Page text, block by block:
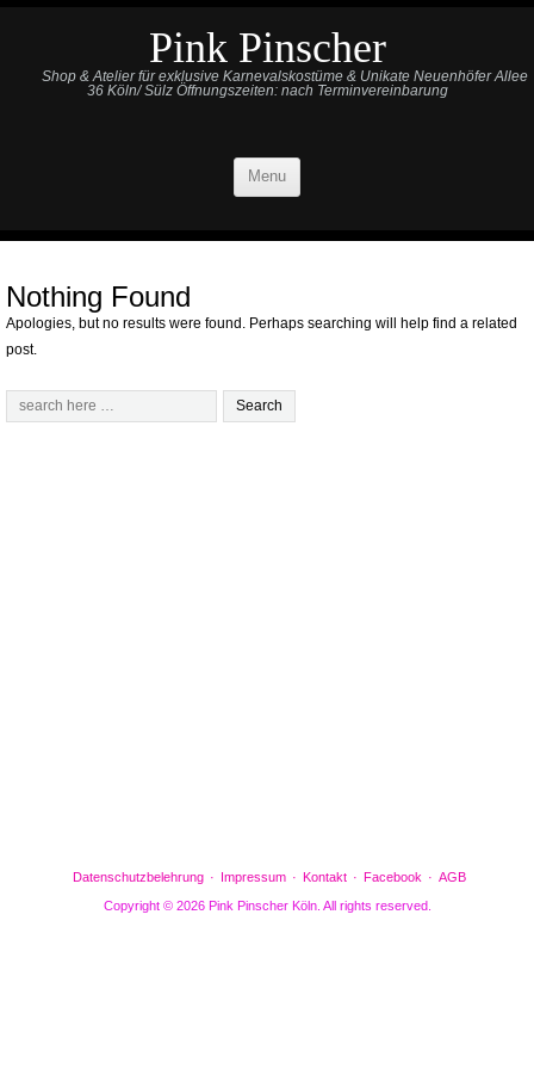
Pink Pinscher
Shop & Atelier für exklusive Karnevalskostüme & Unikate Neuenhöfer Allee
36 Köln/ Sülz Öffnungszeiten: nach Terminvereinbarung
Menu
Nothing Found
Apologies, but no results were found. Perhaps searching will help find a related
post.
Datenschutzbelehrung Impressum Kontakt Facebook
AGB
Copyright © 2026 Pink Pinscher Köln. All rights reserved.